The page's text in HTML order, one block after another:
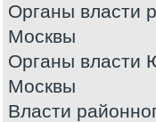
Органы власти
Москвы
Органы власти
Москвы
Власти